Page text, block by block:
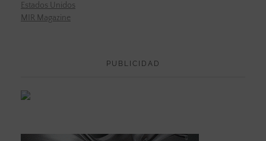
Estados Unidos
MIR Magazine
PUBLICIDAD